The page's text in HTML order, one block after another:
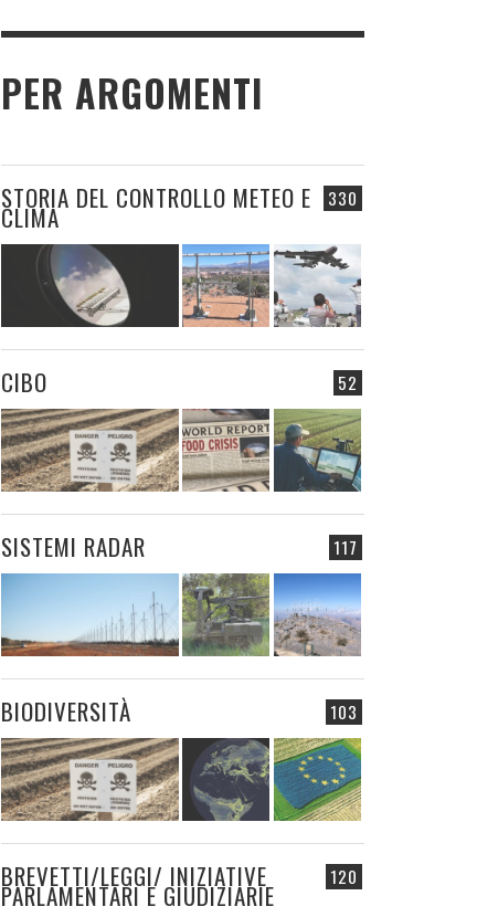
PER ARGOMENTI
330
STORIA DEL CONTROLLO METEO E
CLIMA
52
CIBO
117
SISTEMI RADAR
103
BIODIVERSITÀ
120
BREVETTI/LEGGI/ INIZIATIVE
PARLAMENTARI E GIUDIZIARIE